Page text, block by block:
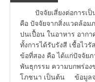
ปัจจัยเสี่ยงต่อการ
คือ ปัจจัยจากสิ่งแวดล้อม
ปนเปื้อน ในอาหาร อากา
ทั้งการได้รับรังสี เชื้อไว
ข้อที่สอง คือ ได้แก่ปัจจัย
พันธุกรรม ความบกพร่อ
โภชนา เป็นต้น ข้อมูลจ